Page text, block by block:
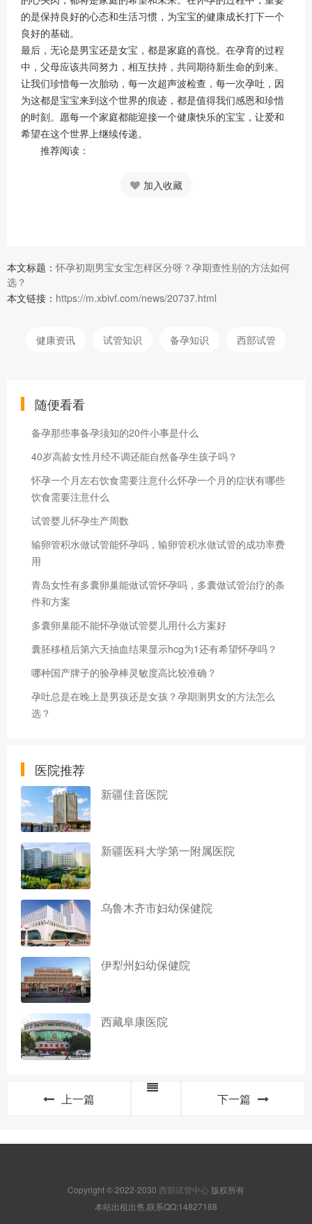
的是保持良好的心态和生活习惯，为宝宝的健康成长打下一个
良好的基础。
最后，无论是男宝还是女宝，都是家庭的喜悦。在孕育的过程
中，父母应该共同努力，相互扶持，共同期待新生命的到来。
让我们珍惜每一次胎动，每一次超声波检查，每一次孕吐，因
为这都是宝宝来到这个世界的痕迹，都是值得我们感恩和珍惜
的时刻。愿每一个家庭都能迎接一个健康快乐的宝宝，让爱和
希望在这个世界上继续传递。
推荐阅读：
加入收藏
本文标题：怀孕初期男宝女宝怎样区分呀？孕期查性别的方法如何
选？
本文链接： https://m.xbivf.com/news/20737.html
健康资讯 试管知识 备孕知识 西部试管
随便看看
备孕那些事备孕须知的20件小事是什么
40岁高龄女性月经不调还能自然备孕生孩子吗？
怀孕一个月左右饮食需要注意什么怀孕一个月的症状有哪些
饮食需要注意什么
试管婴儿怀孕生产周数
输卵管积水做试管能怀孕吗，输卵管积水做试管的成功率费
用
青岛女性有多囊卵巢能做试管怀孕吗，多囊做试管治疗的条
件和方案
多囊卵巢能不能怀孕做试管婴儿用什么方案好
囊胚移植后第六天抽血结果显示hcg为1还有希望怀孕吗？
哪种国产牌子的验孕棒灵敏度高比较准确？
孕吐总是在晚上是男孩还是女孩？孕期测男女的方法怎么
选？
医院推荐
新疆佳音医院
新疆医科大学第一附属医院
乌鲁木齐市妇幼保健院
伊犁州妇幼保健院
西藏阜康医院
上一篇 下一篇
Copyright © 2022-2030 西部试管中心 版权所有
本站出租出售,联系QQ:14827188